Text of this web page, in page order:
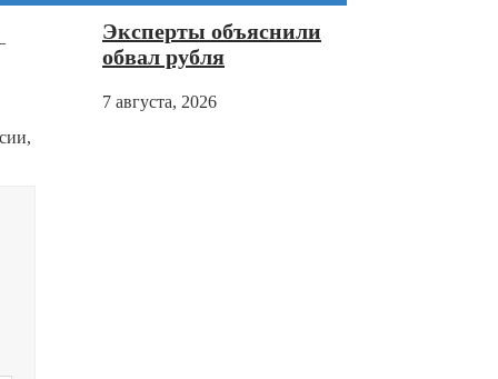
Эксперты объяснили
обвал рубля
7 августа, 2026